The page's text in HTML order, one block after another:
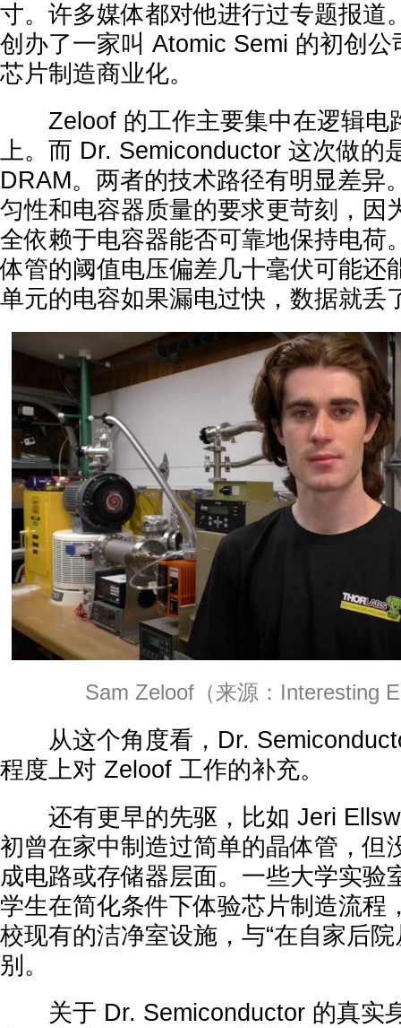
寸。许多媒体都对他进行过专题报道
创办了一家叫 Atomic Semi 的初创公
芯片制造商业化。
Zeloof 的工作主要集中在逻辑电
上。而 Dr. Semiconductor 这次做的
DRAM。两者的技术路径有明显差异
匀性和电容器质量的要求更苛刻，因
全依赖于电容器能否可靠地保持电荷
体管的阈值电压偏差几十毫伏可能还
单元的电容如果漏电过快，数据就丢
Sam Zeloof（来源：Interesting
从这个角度看，Dr.
程度上对 Zeloof 工作的补充。
还有更早的先驱，比如 Jeri
初曾在家中制造过简单的晶体管，但
成电路或存储器层面。一些大学实验
学生在简化条件下体验芯片制造流程
校现有的洁净室设施，与“在自家后
别。
关于 Dr. Semiconductor 的真实